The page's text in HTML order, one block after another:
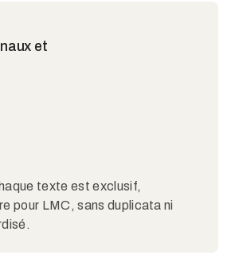
et
texte est exclusif,
pour LMC, sans duplicata ni